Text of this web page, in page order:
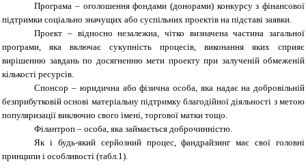
Програма – оголошення фондами (донорами) конкурсу з фінансової
підтримки соціально значущих або суспільних проектів на підставі заявки.
Проект – відносно незалежна, чітко визначена частина загальної
програми, яка включає сукупність процесів, виконання яких сприяє
вирішенню завдань по досягненню мети проекту при залученій обмеженій
кількості ресурсів.
Спонсор – юридична або фізична особа, яка надає на добровільній
безприбутковій основі матеріальну підтримку благодійної діяльності з метою
популяризації виключно свого імені, торгової матки тощо.
Філантроп – особа, яка займається доброчинністю.
Як і будь-який серйозний процес, фандрайзинг має свої головні
принципи і особливості (табл.1).